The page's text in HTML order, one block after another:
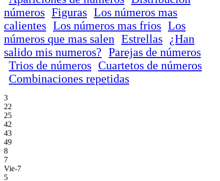
números Figuras Los números mas
calientes Los números mas frios Los
números que mas salen Estrellas
¿Han
salido mis numeros? Parejas de números
Trios de números Cuartetos de números
Combinaciones repetidas
3
22
25
42
43
49
8
7
Vie-7
5